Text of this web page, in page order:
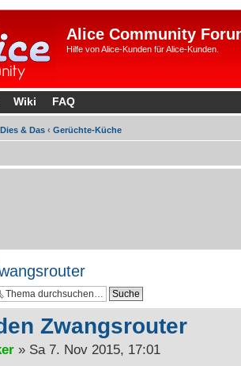
Alice Community
Hilfe von Alice-Kunden für Alice-Kunden.
Wiki FAQ
Dies & Das ‹ Gerüchte-Küche
Zwangsrouter
» Sa 7. Nov 2015, 17:01